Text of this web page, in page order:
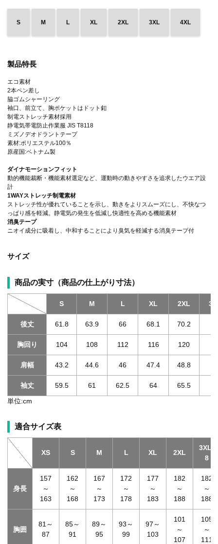
S M L XL 2XL 3XL 4XL
製品特長
エコ素材
2本ペン差し
脇ゴムシャーリング
袖口、前立て、胸ポケットはドット釦
制電ストレッチ素材採用
静電気帯電防止作業服 JIS T8118
ミズノデオドラントテープ
素材:ポリエステル100％
原産国:ベトナム製
ダイナモーションフィット
動的機能裁断・機能素材選定など、運動時の動きやすさを追求したウエア設
計
1WAYストレッチ制電素材
ストレッチ性が優れていることを示し、動きをよりスムーズにし、不快なつ
っぱり感を軽減。静電気の発生を低減し快適性を高める機能素材
消臭テープ
ニオイ成分に吸着し、中和することにより臭気を軽減する消臭テープ付
サイズ
商品の実寸（商品の仕上がり寸法）
S M L XL 2XL
後丈 61.8 63.9 66 68.1 70.2
胸回り 104 108 112 116 120
肩幅 43.2 44.6 46 47.4 48.8
袖丈 59.5 61 62.5 64 65.5
単位:cm
適合サイズ表
XS S M L XL 2XL
3XL-
8
身長
157
～
163
162
～
168
167
～
173
172
～
178
177
～
183
182
～
188
182
～
188
胸囲
81～
87
85～
91
89～
95
93～
99
97～
103
101
～
107
105
～
111